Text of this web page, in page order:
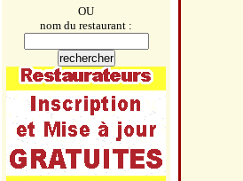
OU
nom du restaurant :